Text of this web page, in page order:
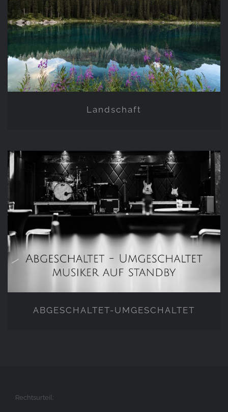
Landschaft
Landschaft
ABGESCHALTET-
UMGESCHALTET
ABGESCHALTET-UMGESCHALTET
Rechtsurteil: